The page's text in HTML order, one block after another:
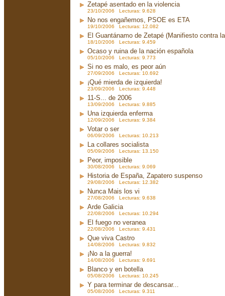
Zetapé asentado en la violencia
23/10/2006 Lecturas: 9.628
No nos engañemos, PSOE es ETA
19/10/2006 Lecturas: 12.082
El Guantánamo de Zetapé (Manifiesto contra
18/10/2006 Lecturas: 9.459
Ocaso y ruina de la nación española
05/10/2006 Lecturas: 9.773
Si no es malo, es peor aún
27/09/2006 Lecturas: 10.692
¡Qué mierda de izquierda!
23/09/2006 Lecturas: 9.448
11-S... de 2006
13/09/2006 Lecturas: 9.885
Una izquierda enferma
12/09/2006 Lecturas: 9.384
Votar o ser
06/09/2006 Lecturas: 10.213
La collares socialista
05/09/2006 Lecturas: 13.150
Peor, imposible
30/08/2006 Lecturas: 9.069
Historia de España, Zapatero suspenso
29/08/2006 Lecturas: 12.382
Nunca Mais los vi
27/08/2006 Lecturas: 9.638
Arde Galicia
22/08/2006 Lecturas: 10.294
El fuego no veranea
22/08/2006 Lecturas: 9.431
Que viva Castro
14/08/2006 Lecturas: 9.832
¡No a la guerra!
14/08/2006 Lecturas: 9.691
Blanco y en botella
05/08/2006 Lecturas: 10.245
Y para terminar de descansar...
05/08/2006 Lecturas: 9.311